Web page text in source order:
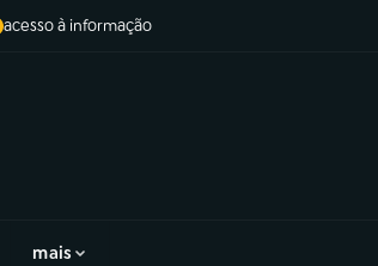
acesso à informação
mais